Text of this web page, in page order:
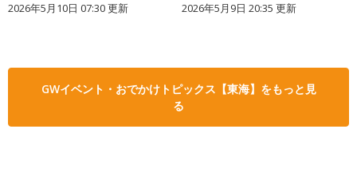
2026年5月10日 07:30 更新 2026年5月9日 20:35 更新
GWイベント・おでかけトピックス【東海】をもっと見
る